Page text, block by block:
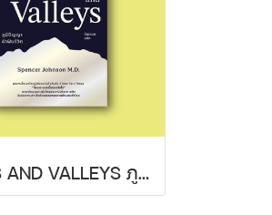
PEAKS AND VALLEYS ภูมิปัญญาฝ่าฟันชีวิต